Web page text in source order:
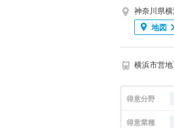
神奈川県
地図
横浜市営
得意分野
得意業種